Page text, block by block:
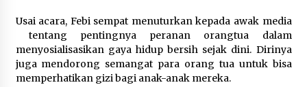
Usai acara, Febi sempat menuturkan kepada awak media
tentang pentingnya peranan orangtua dalam
menyosialisasikan gaya hidup bersih sejak dini. Dirinya
juga mendorong semangat para orang tua untuk bisa
memperhatikan gizi bagi anak-anak mereka.